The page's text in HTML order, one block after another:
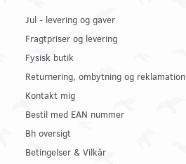
Jul - levering og gaver
Fragtpriser og levering
Fysisk butik
Returnering, ombytning og reklamation
Kontakt mig
Bestil med EAN nummer
Bh oversigt
Betingelser & Vilkår